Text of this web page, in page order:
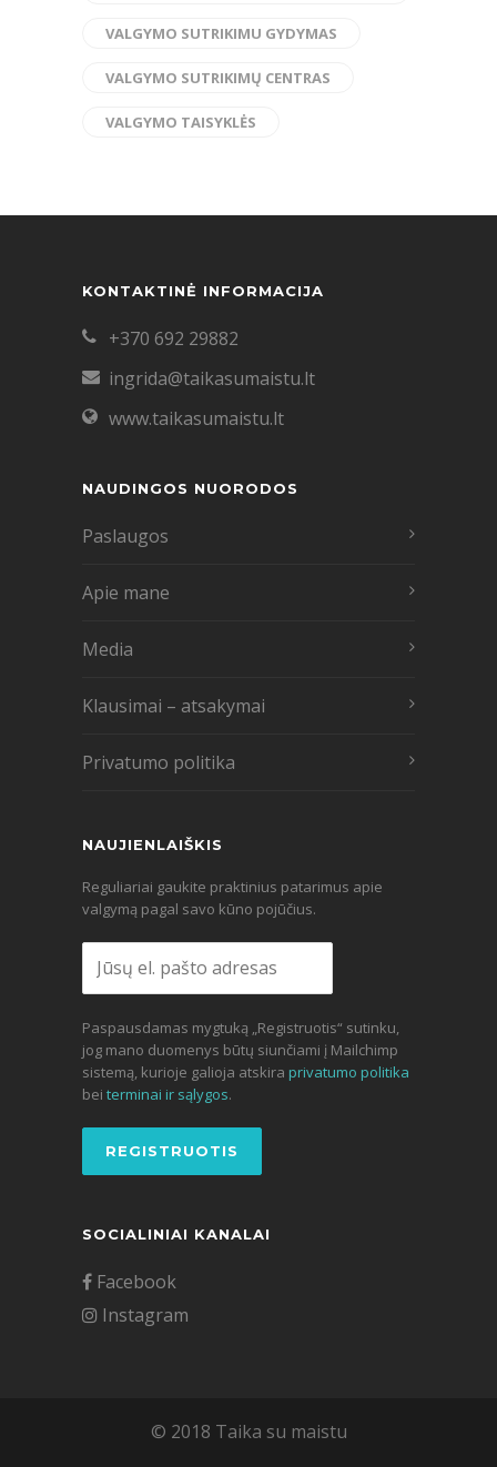
VALGYMO SUTRIKIMU GYDYMAS
VALGYMO SUTRIKIMŲ CENTRAS
VALGYMO TAISYKLĖS
KONTAKTINĖ INFORMACIJA
+370 692 29882
ingrida@taikasumaistu.lt
www.taikasumaistu.lt
NAUDINGOS NUORODOS
Paslaugos
Apie mane
Media
Klausimai – atsakymai
Privatumo politika
NAUJIENLAIŠKIS
Reguliariai gaukite praktinius patarimus apie
valgymą pagal savo kūno pojūčius.
Paspausdamas mygtuką „Registruotis“ sutinku,
jog mano duomenys būtų siunčiami į Mailchimp
sistemą, kurioje galioja atskira privatumo politika
bei terminai ir sąlygos.
SOCIALINIAI KANALAI
Facebook
Instagram
© 2018 Taika su maistu